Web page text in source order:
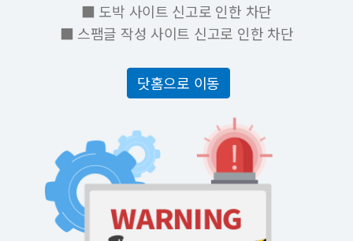
■ 도박 사이트 신고로 인한 차단
■ 스팸글 작성 사이트 신고로 인한 차단
닷홈으로 이동